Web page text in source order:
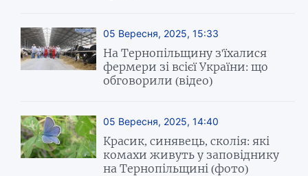
05 Вересня, 2025, 15:33
На Тернопільщину з'їхалися
фермери зі всієї України: що
обговорили (відео)
05 Вересня, 2025, 14:40
Красик, синявець, сколія: які
комахи живуть у заповіднику
на Тернопільщині (фото)